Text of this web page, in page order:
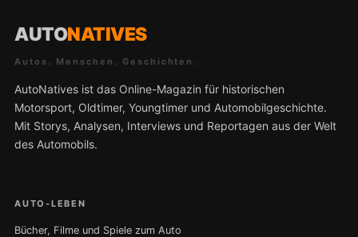
AUTONATIVES
Autos. Menschen. Geschichten.
AutoNatives ist das Online-Magazin für historischen
Motorsport, Oldtimer, Youngtimer und Automobilgeschichte.
Mit Storys, Analysen, Interviews und Reportagen aus der Welt
des Automobils.
AUTO-LEBEN
Bücher, Filme und Spiele zum Auto